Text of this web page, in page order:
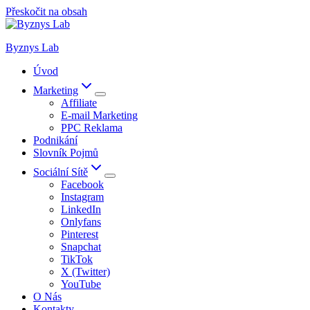
Přeskočit na obsah
Byznys Lab
Úvod
Marketing
Affiliate
E-mail Marketing
PPC Reklama
Podnikání
Slovník Pojmů
Sociální Sítě
Facebook
Instagram
LinkedIn
Onlyfans
Pinterest
Snapchat
TikTok
X (Twitter)
YouTube
O Nás